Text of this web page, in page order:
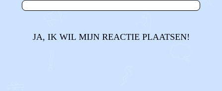
JA, IK WIL MIJN REACTIE PLAATSEN!